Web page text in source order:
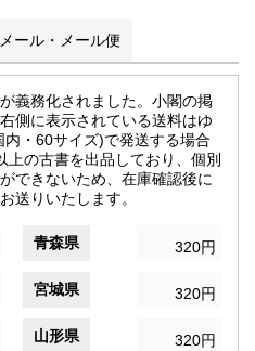
ール・メール便
義務化されました。小閣の掲
側に表示されている送料はゆ
・60サイズ)で発送する場合
の古書を出品しており、個別
できないため、在庫確認後に
送りいたします。
青森県 320円
宮城県 320円
山形県 320円